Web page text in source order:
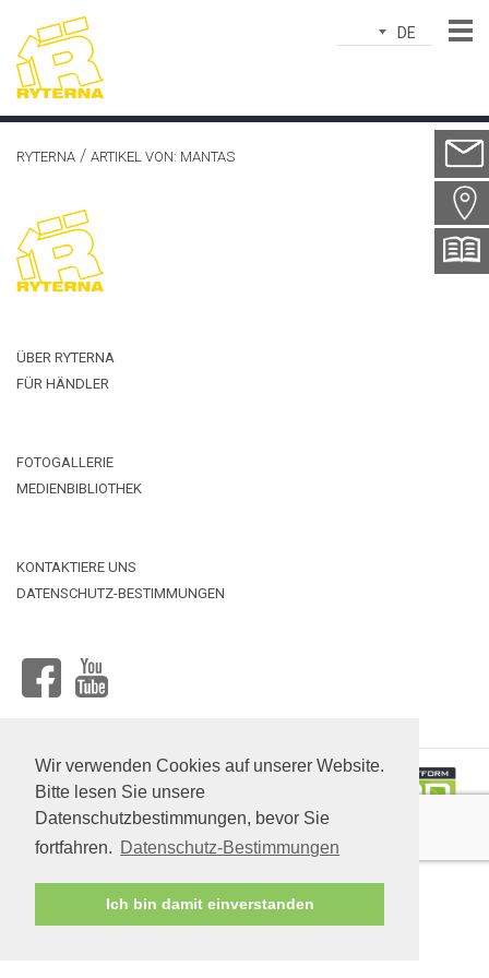
Wir verwenden Cookies auf unserer Website.
Bitte lesen Sie unsere
Datenschutzbestimmungen, bevor Sie
fortfahren. Datenschutz-Bestimmungen
Ich bin damit einverstanden
Name*
E-Mail*
Land*
Betreff*
Datei
hochladen
DE
RYTERNA ARTIKEL VON: MANTAS
ÜBER RYTERNA
FÜR HÄNDLER
FOTOGALLERIE
MEDIENBIBLIOTHEK
KONTAKTIERE UNS
DATENSCHUTZ-BESTIMMUNGEN
FACEBOOKYOUTUBE
RYTERNA ®© 2025